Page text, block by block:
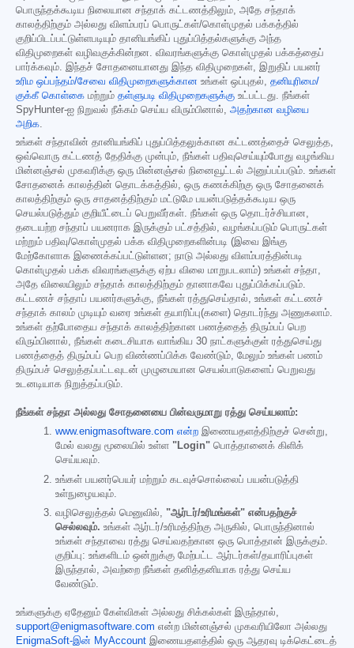
பொருந்தக்கூடிய நிலையான சந்தாக் கட்டணத்திலும், அதே சந்தாக்
காலத்திற்கும் அல்லது விளம்பரப் பொருட்கள்/கொள்முதல் பக்கத்தில்
குறிப்பிடப்பட்டுள்ளபடியும் தானியங்கிப் புதுப்பித்தல்களுக்கு அந்த
விதிமுறைகள் வழிவகுக்கின்றன. விவரங்களுக்கு கொள்முதல் பக்கத்தைப்
பார்க்கவும். இந்தச் சோதனையானது இந்த விதிமுறைகள், இறுதிப் பயனர்
உரிம ஒப்பந்தம்/சேவை விதிமுறைகளுக்கான உங்கள் ஒப்புதல், தனியுரிமை/
குக்கீ கொள்கை மற்றும் தள்ளுபடி விதிமுறைகளுக்கு உட்பட்டது. நீங்கள்
SpyHunter-ஐ நிறுவல் நீக்கம் செய்ய விரும்பினால், அதற்கான வழியை
அறிக.
உங்கள் சந்தாவின் தானியங்கிப் புதுப்பித்தலுக்கான கட்டணத்தைச் செலுத்த,
ஒவ்வொரு கட்டணத் தேதிக்கு முன்பும், நீங்கள் பதிவுசெய்யும்போது வழங்கிய
மின்னஞ்சல் முகவரிக்கு ஒரு மின்னஞ்சல் நினைவூட்டல் அனுப்பப்படும். உங்கள்
சோதனைக் காலத்தின் தொடக்கத்தில், ஒரு கணக்கிற்கு ஒரு சோதனைக்
காலத்திற்கும் ஒரு சாதனத்திற்கும் மட்டுமே பயன்படுத்தக்கூடிய ஒரு
செயல்படுத்தும் குறியீட்டைப் பெறுவீர்கள். நீங்கள் ஒரு தொடர்ச்சியான,
தடையற்ற சந்தாப் பயனராக இருக்கும் பட்சத்தில், வழங்கப்படும் பொருட்கள்
மற்றும் பதிவு/கொள்முதல் பக்க விதிமுறைகளின்படி (இவை இங்கு
மேற்கோளாக இணைக்கப்பட்டுள்ளன; நாடு அல்லது விளம்பரத்தின்படி
கொள்முதல் பக்க விவரங்களுக்கு ஏற்ப விலை மாறுபடலாம்) உங்கள் சந்தா,
அதே விலையிலும் சந்தாக் காலத்திற்கும் தானாகவே புதுப்பிக்கப்படும்.
கட்டணச் சந்தாப் பயனர்களுக்கு, நீங்கள் ரத்துசெய்தால், உங்கள் கட்டணச்
சந்தாக் காலம் முடியும் வரை உங்கள் தயாரிப்பு(களை) தொடர்ந்து அணுகலாம்.
உங்கள் தற்போதைய சந்தாக் காலத்திற்கான பணத்தைத் திரும்பப் பெற
விரும்பினால், நீங்கள் கடைசியாக வாங்கிய 30 நாட்களுக்குள் ரத்துசெய்து
பணத்தைத் திரும்பப் பெற விண்ணப்பிக்க வேண்டும், மேலும் உங்கள் பணம்
திரும்பச் செலுத்தப்பட்டவுடன் முழுமையான செயல்பாடுகளைப் பெறுவது
உடனடியாக நிறுத்தப்படும்.
நீங்கள் சந்தா அல்லது சோதனையை பின்வருமாறு ரத்து செய்யலாம்:
www.enigmasoftware.com என்ற இணையதளத்திற்குச் சென்று,
மேல் வலது மூலையில் உள்ள "Login" பொத்தானைக் கிளிக்
செய்யவும்.
உங்கள் பயனர்பெயர் மற்றும் கடவுச்சொல்லைப் பயன்படுத்தி
உள்நுழையவும்.
வழிசெலுத்தல் மெனுவில், "ஆர்டர்/உரிமங்கள்" என்பதற்குச்
செல்லவும். உங்கள் ஆர்டர்/உரிமத்திற்கு அருகில், பொருந்தினால்
உங்கள் சந்தாவை ரத்து செய்வதற்கான ஒரு பொத்தான் இருக்கும்.
குறிப்பு: உங்களிடம் ஒன்றுக்கு மேற்பட்ட ஆர்டர்கள்/தயாரிப்புகள்
இருந்தால், அவற்றை நீங்கள் தனித்தனியாக ரத்து செய்ய
வேண்டும்.
உங்களுக்கு ஏதேனும் கேள்விகள் அல்லது சிக்கல்கள் இருந்தால்,
support@enigmasoftware.com என்ற மின்னஞ்சல் முகவரியிலோ அல்லது
EnigmaSoft-இன் MyAccount இணையதளத்தில் ஒரு ஆதரவு டிக்கெட்டைத்